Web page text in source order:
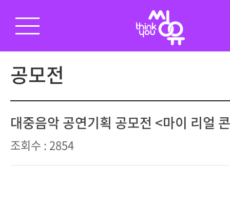
공모전
대중음악 공연기획 공모전 <마이 리얼
조회수 : 2854